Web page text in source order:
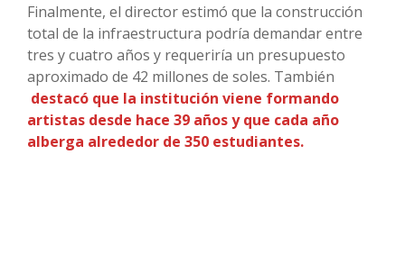
Finalmente, el director estimó que la construcción
total de la infraestructura podría demandar entre
tres y cuatro años y requeriría un presupuesto
aproximado de 42 millones de soles. También
destacó que la institución viene formando
artistas desde hace 39 años y que cada año
alberga alrededor de 350 estudiantes.